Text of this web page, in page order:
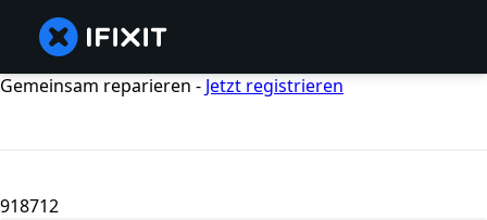
Gemeinsam reparieren - Jetzt registrieren
918712